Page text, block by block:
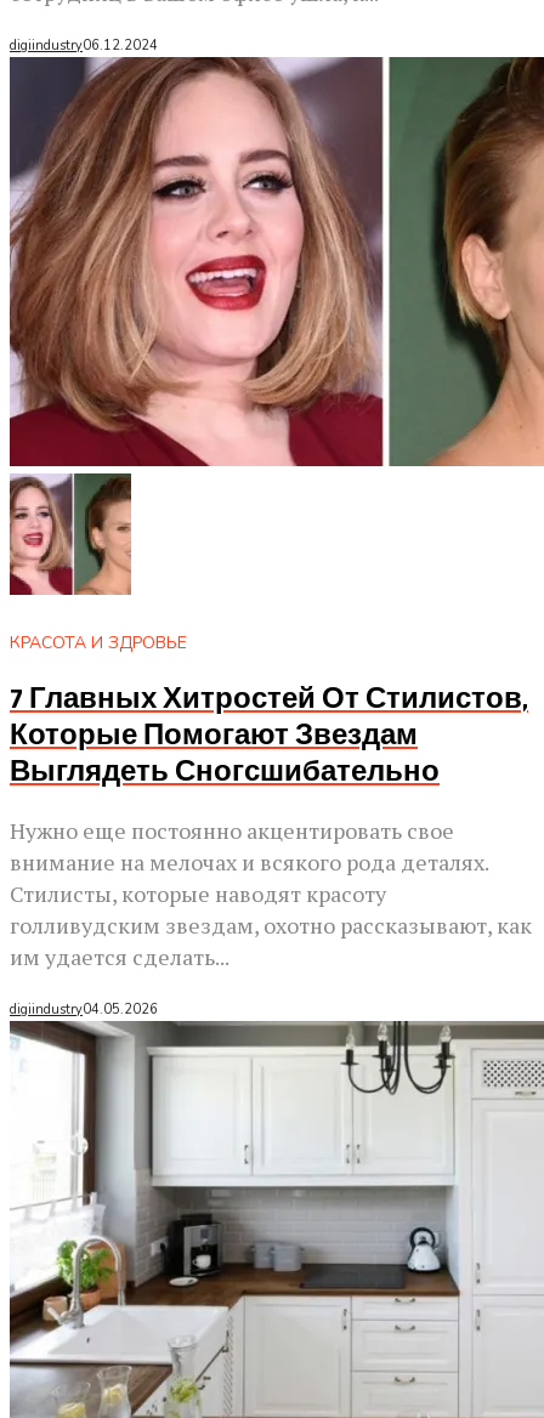
digiindustry06.12.2024
КРАСОТА И ЗДРОВЬЕ
7 Главных Хитростей От Стилистов,
Которые Помогают Звездам
Выглядеть Сногсшибательно
Нужно еще постоянно акцентировать свое
внимание на мелочах и всякого рода деталях.
Стилисты, которые наводят красоту
голливудским звездам, охотно рассказывают, как
им удается сделать...
digiindustry04.05.2026